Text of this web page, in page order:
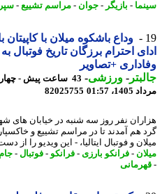
-بازیگر-جوان- مراسم تشییع-سپرده-
وداع باشکوه میلان با کاپیتان
احترام برزگان تاریخ فوتبال به
+تصاویر
-ورزشی-
01:57
82025755
نفر روز سه شنبه در خیابان های شهر
هم آمدند تا در مراسم تشییع و خاکسپاری
و فوتبال ایتالیا، - این ویدیو را از دست
-فرانکو بارزی- فرانکو -فوتبال-جام